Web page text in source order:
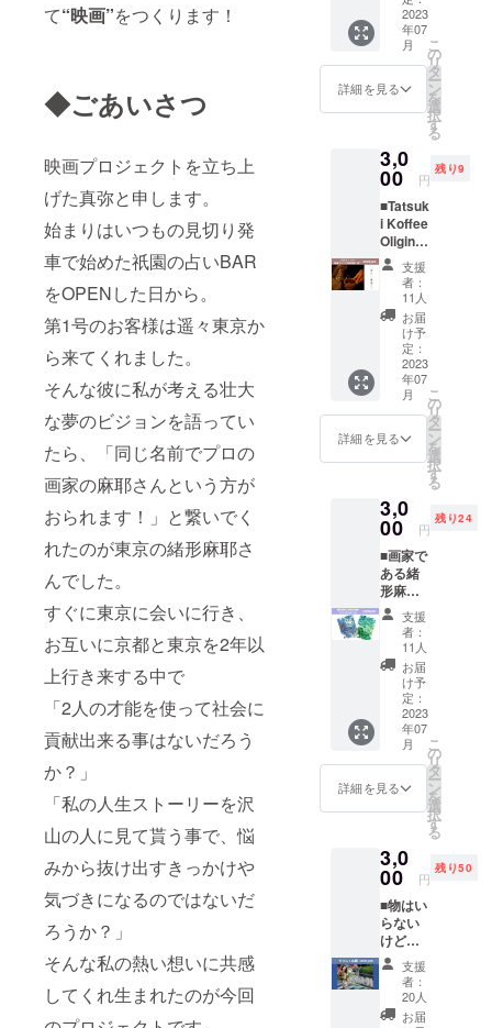
て“映画”をつくります！
◆ごあいさつ
映画プロジェクトを立ち上
げた真弥と申します。
始まりはいつもの見切り発
車で始めた祇園の占いBAR
をOPENした日から。
第1号のお客様は遥々東京か
ら来てくれました。
そんな彼に私が考える壮大
な夢のビジョンを語ってい
たら、「同じ名前でプロの
画家の麻耶さんという方が
おられます！」と繋いでく
れたのが東京の緒形麻耶さ
んでした。
すぐに東京に会いに行き、
お互いに京都と東京を2年以
上行き来する中で
「2人の才能を使って社会に
貢献出来る事はないだろう
か？」
「私の人生ストーリーを沢
山の人に見て貰う事で、悩
みから抜け出すきっかけや
気づきになるのではないだ
ろうか？」
そんな私の熱い想いに共感
してくれ生まれたのが今回
の中に
溶け込
んでお
り、口
に含む
ていく
心地よ
さを感
じさせ
てくれ
ます。
四季春
の持つ
一般的
なイ
メージ
とはか
け離れ
た上質
さを持
つ至高
の四季
地：台
湾 南投
県 松伯
嶺 品
種：四
季春
発酵
度：軽
発酵
焙煎
度：な
し 焙
煎時
期：な
し 焙
法：な
し ＜淹
湯
温
：
90~100
℃ 湯
量
：
200ml
ズ」
「Shop
Yorishir
o」から
商品提
供。 全
ての物
と陽、
相対す
るもの
で成り
立って
いる。
陰陽論
にヒン
トを得
て名付
けた
【Tatsu
Koffee
Oliginal
Blend -
Yin/Yan
陽それ
ぞれ単
体で飲
んでい
ただい
ても美
味しい
です
が、ご
自身で
陰と陽
をブレ
ンドし
て、自
分だけ
のオリ
ジナル
も、こ
のコー
リーズ
の楽し
み方の
一つで
す。 深
煎りで
仕上げ
2023
年07
月
詳細を見る
こ
の
リ
タ
ー
ン
を
選
択
す
る
3,0
00 円
残り9
■Tatsuk
i Koffee
Oliginal
Blend
シリー
ズ最初
の「陰
陽シ
リー
ズ」
「Shop
Yorishir
o」から
商品提
供。 全
ての物
と陽、
相対す
るもの
で成り
立って
いる。
陰陽論
にヒン
トを得
て名付
けた
【Tatsu
Koffee
Oliginal
Blend -
Yin/Yan
陽それ
ぞれ単
体で飲
んでい
ただい
ても美
味しい
です
が、ご
自身で
支援
者：
11人
お届
け予
定：
2023
年07
月
詳細を見る
こ
の
リ
タ
ー
ン
を
選
択
す
る
3,0
00 円
残り24
■画家で
ある緒
形麻耶
監督の
描いた
三峯神
社の手
前にあ
るお店
「ちど
りや」
さんで
販売さ
れてい
る三峯
限定の
カード
２枚と
神獣ポ
スト
カード1
枚をラ
ンダム
に1枚の
合計3枚
をお送
支援
者：
11人
お届
け予
定：
2023
年07
月
詳細を見る
こ
の
リ
タ
ー
ン
を
選
択
す
る
3,0
00 円
残り50
■物はい
らない
けど応
援しま
す！と
いう心
優しい
支援
者：
20人
お届